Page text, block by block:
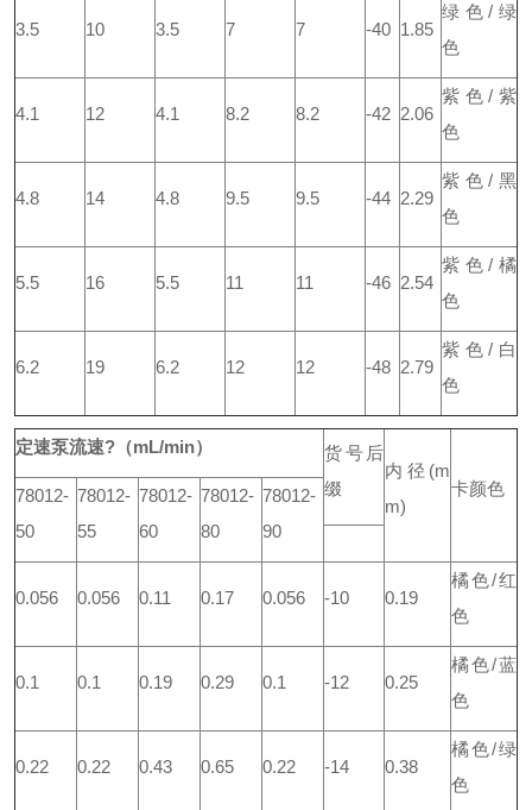
3.5 10 3.5 7 7 -40 1.85
绿色/绿
色
4.1 12 4.1 8.2 8.2 -42 2.06
紫色/紫
色
4.8 14 4.8 9.5 9.5 -44 2.29
紫色/黑
色
5.5 16 5.5 11 11 -46 2.54
紫色/橘
色
6.2 19 6.2 12 12 -48 2.79
紫色/白
色
定速泵流速?（mL/min） 货号 后
缀
内径 (m
m)
卡颜色
78012-
50
78012-
55
78012-
60
78012-
80
78012-
90
0.056 0.056 0.11 0.17 0.056 -10 0.19
橘色/红
色
0.1 0.1 0.19 0.29 0.1 -12 0.25
橘色/蓝
色
0.22 0.22 0.43 0.65 0.22 -14 0.38
橘色/绿
色